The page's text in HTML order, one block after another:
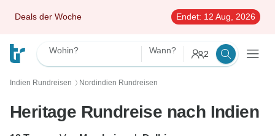
Deals der Woche Endet: 12 Aug, 2026
Wohin? Wann? 2
Indien Rundreisen 〉 Nordindien Rundreisen
Heritage Rundreise nach Indien